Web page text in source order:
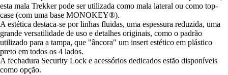
esta mala Trekker pode ser utilizada como mala lateral ou como top-
case (com uma base MONOKEY®).
A estética destaca-se por linhas fluidas, uma espessura reduzida, uma
grande versatilidade de uso e detalhes originais, como o padrão
utilizado para a tampa, que "âncora" um insert estético em plástico
preto em todos os 4 lados.
A fechadura Security Lock e acessórios dedicados estão disponíveis
como opção.